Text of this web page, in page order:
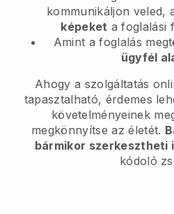
kommunikáljon veled,
képeket a foglalási
Amint a foglalás
ügyfél
Ahogy a szolgáltatás
tapasztalható, érdemes
követelményeinek
megkönnyítse az életét.
bármikor szerkesztheti
kódoló